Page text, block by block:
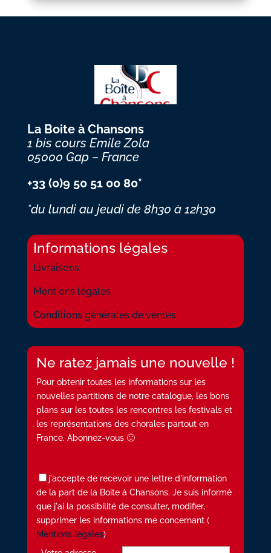
La Boite à Chansons
1 bis cours Emile Zola
05000 Gap – France
+33 (0)9 50 51 00 80*
*du lundi au jeudi de 8h30 à 12h30
Informations légales
Livraisons
Mentions légales
Conditions générales de ventes
Ne ratez jamais une nouvelle !
Pour obtenir toutes les informations sur les
nouvelles partitions de notre catalogue, les bons
plans sur les toutes les rencontres les festivals et
les représentations des chorales partout en
France. Abonnez-vous 🙂
j'accepte de recevoir une lettre d'information
de la part de la Boite à Chansons. Je suis informé
que j'ai la possibilité de consulter, modifier,
supprimer les informations me concernant (
Mentions légales)